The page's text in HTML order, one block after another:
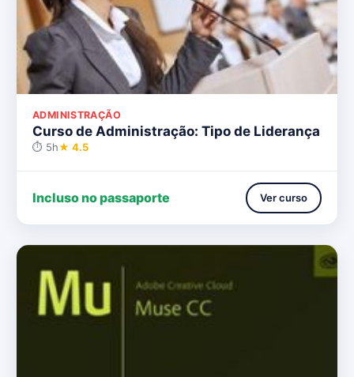
ADMINISTRAÇÃO
Curso de Administração: Tipo de Liderança
⏱ 5h★ 4.5
Incluso no passaporte Ver curso